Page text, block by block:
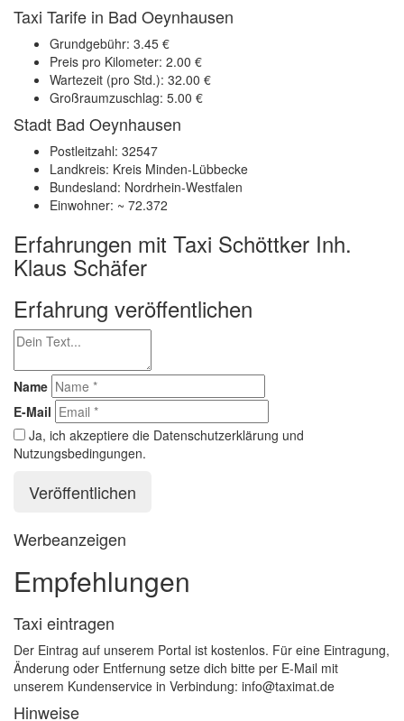
Taxi Tarife in Bad Oeynhausen
Grundgebühr: 3.45 €
Preis pro Kilometer: 2.00 €
Wartezeit (pro Std.): 32.00 €
Großraumzuschlag: 5.00 €
Stadt Bad Oeynhausen
Postleitzahl: 32547
Landkreis: Kreis Minden-Lübbecke
Bundesland: Nordrhein-Westfalen
Einwohner: ~ 72.372
Erfahrungen mit Taxi Schöttker Inh.
Klaus Schäfer
Erfahrung veröffentlichen
Name
E-Mail
Ja, ich akzeptiere die Datenschutzerklärung und
Nutzungsbedingungen.
Werbeanzeigen
Empfehlungen
Taxi eintragen
Der Eintrag auf unserem Portal ist kostenlos. Für eine Eintragung,
Änderung oder Entfernung setze dich bitte per E-Mail mit
unserem Kundenservice in Verbindung: info@taximat.de
Hinweise